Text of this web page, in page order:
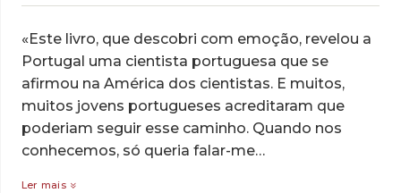
«Este livro, que descobri com emoção, revelou a
Portugal uma cientista portuguesa que se
afirmou na América dos cientistas. E muitos,
muitos jovens portugueses acreditaram que
poderiam seguir esse caminho. Quando nos
conhecemos, só queria falar-me…
Ler mais